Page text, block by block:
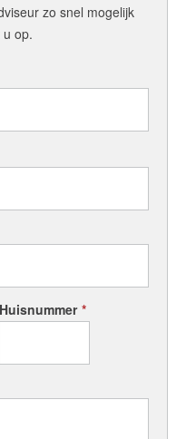
zo snel mogelijk
op.
Huisnummer *